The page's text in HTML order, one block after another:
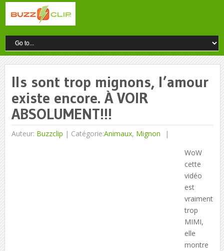
Ils sont trop mignons, l’amour
existe encore. À VOIR
ABSOLUMENT!!!
Auteur: Buzzclip | Catégorie:Animaux, Mignon
WoW
cette
vidéo
est
vraiment
trop
MIMI,
elle
montre